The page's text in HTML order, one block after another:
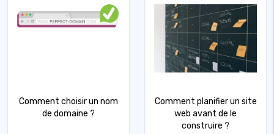
Comment choisir un nom
de domaine ?
Comment planifier un site
web avant de le
construire ?